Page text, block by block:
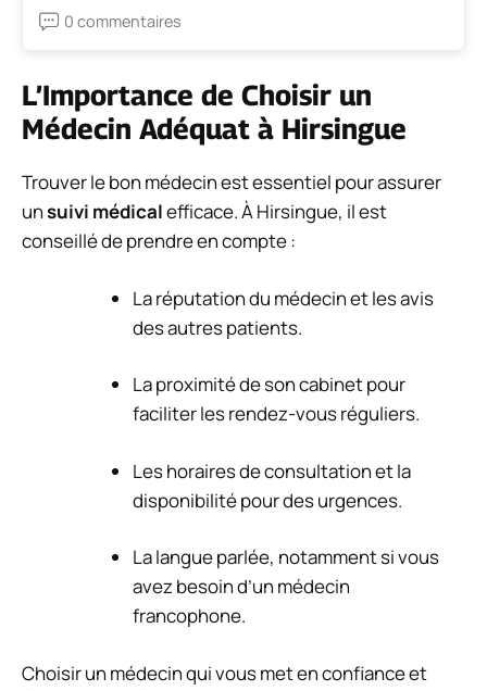
0 commentaires
L’Importance de Choisir un
Médecin Adéquat à Hirsingue
Trouver le bon médecin est essentiel pour assurer
unsuivi médicalefficace. À Hirsingue, il est
conseillé de prendre en compte :
La réputation du médecin et les avis
des autres patients.
La proximité de son cabinet pour
faciliter les rendez-vous réguliers.
Les horaires de consultation et la
disponibilité pour des urgences.
La langue parlée, notamment si vous
avez besoin d’un médecin
francophone.
Choisir un médecin qui vous met en confiance et